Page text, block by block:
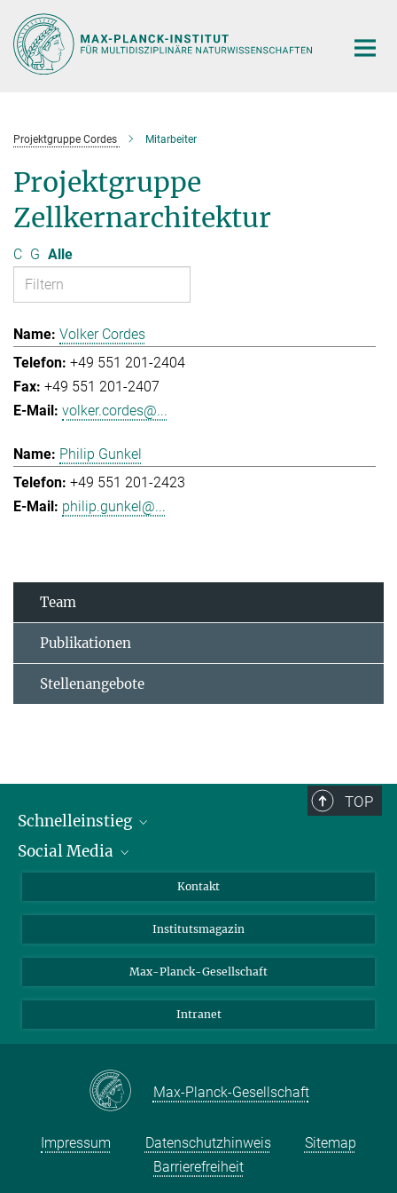
Hauptinhalt
Projektgruppe Cordes Mitarbeiter
Projektgruppe
Zellkernarchitektur
C G Alle
Volker Cordes
+49 551 201-2404
+49 551 201-2407
volker.cordes@...
Philip Gunkel
+49 551 201-2423
philip.gunkel@...
Team
Publikationen
Stellenangebote
TOP
Schnelleinstieg
Alumni
Fördernde
Schulen
Studierende
Social Media
Bluesky
Facebook
YouTube
Kontakt
Institutsmagazin
Max-Planck-Gesellschaft
Intranet
Max-Planck-Gesellschaft
Impressum Datenschutzhinweis
Sitemap
Barrierefreiheit